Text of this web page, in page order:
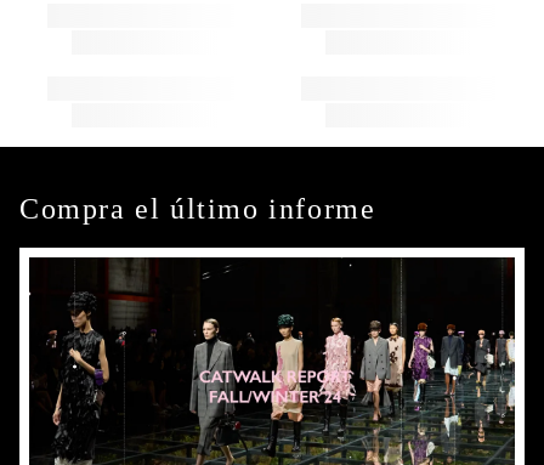
Compra el último informe